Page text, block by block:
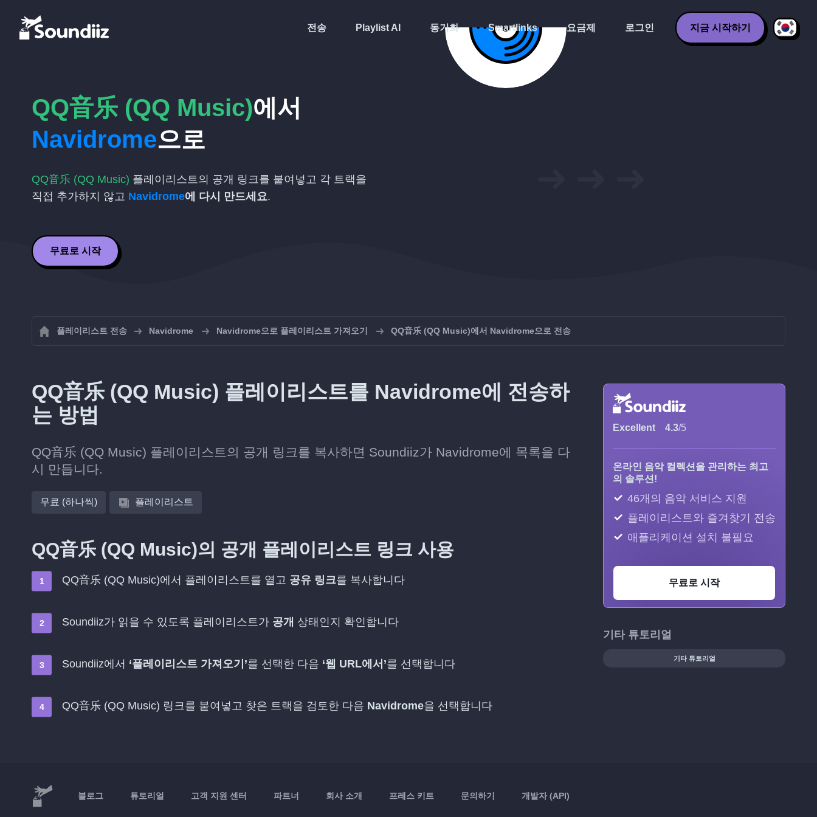
전송 Playlist AI 동기화 Smartlinks 요금제 로그인 지금 시작하기
QQ音乐 (QQ Music)에서
Navidrome으로
QQ音乐 (QQ Music) 플레이리스트의 공개 링크를 붙여넣고 각 트랙을
직접 추가하지 않고 Navidrome에 다시 만드세요.
무료로 시작
플레이리스트 전송 Navidrome Navidrome으로 플레이리스트 가져오기 QQ音乐 (QQ Music)에서 Navidrome으로 전송
QQ音乐 (QQ Music) 플레이리스트를 Navidrome에 전송하
는 방법
QQ音乐 (QQ Music) 플레이리스트의 공개 링크를 복사하면 Soundiiz가 Navidrome에 목록을 다
시 만듭니다.
무료 (하나씩) 플레이리스트
QQ音乐 (QQ Music)의 공개 플레이리스트 링크 사용
QQ音乐 (QQ Music)에서 플레이리스트를 열고 공유 링크를 복사합니다
Soundiiz가 읽을 수 있도록 플레이리스트가 공개 상태인지 확인합니다
Soundiiz에서 ‘플레이리스트 가져오기’를 선택한 다음 ‘웹 URL에서’를 선택합니다
QQ音乐 (QQ Music) 링크를 붙여넣고 찾은 트랙을 검토한 다음 Navidrome을 선택합니다
Excellent 4.3/5
온라인 음악 컬렉션을 관리하는 최고
의 솔루션!
46개의 음악 서비스 지원
플레이리스트와 즐겨찾기 전송
애플리케이션 설치 불필요
무료로 시작
기타 튜토리얼
기타 튜토리얼
블로그 튜토리얼 고객 지원 센터 파트너 회사 소개 프레스 키트 문의하기 개발자 (API)